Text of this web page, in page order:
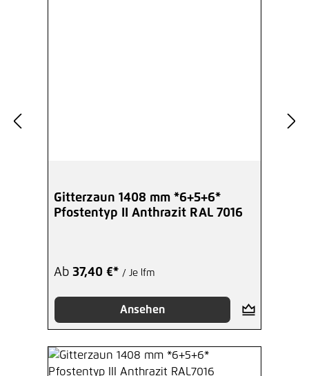
Gitterzaun 1408 mm *6+5+6*
Pfostentyp II Anthrazit RAL 7016
Ab 37,40 €* / Je lfm
Ansehen